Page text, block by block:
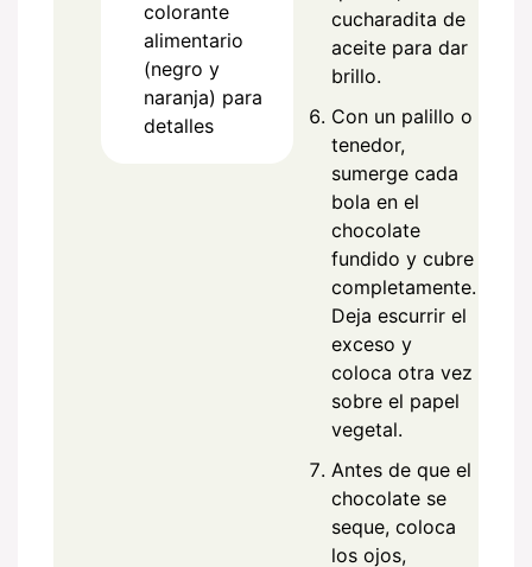
colorante
alimentario
(negro y
naranja) para
detalles
cucharadita de
aceite para dar
brillo.
Con un palillo o
tenedor,
sumerge cada
bola en el
chocolate
fundido y cubre
completamente.
Deja escurrir el
exceso y
coloca otra vez
sobre el papel
vegetal.
Antes de que el
chocolate se
seque, coloca
los ojos,